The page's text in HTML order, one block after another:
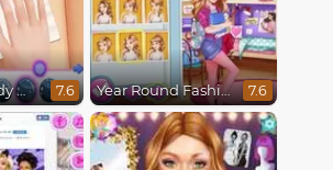
Ellie Get Ready With Me 2 7.6 Year Round Fashionista Belle 7.6